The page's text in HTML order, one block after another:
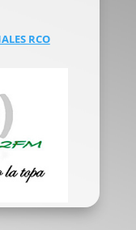
RCO